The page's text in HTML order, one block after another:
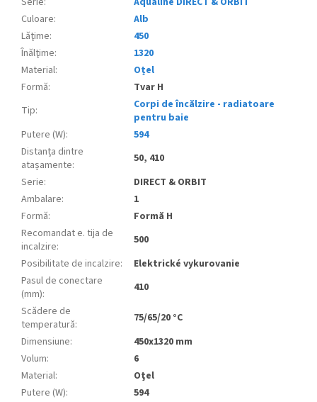
Culoare:
Alb
Lăţime:
450
Înălţime:
1320
Material:
Oțel
Formă:
Tvar H
Tip:
Corpi de încălzire - radiatoare
pentru baie
Putere (W):
594
Distanța dintre
atașamente:
50, 410
Serie:
DIRECT & ORBIT
Ambalare:
1
Formă:
Formă H
Recomandat e. tija de
incalzire:
500
Posibilitate de incalzire:
Elektrické vykurovanie
Pasul de conectare
(mm):
410
Scădere de
temperatură:
75/65/20 °C
Dimensiune:
450x1320 mm
Volum:
6
Material:
Oţel
Putere (W):
594